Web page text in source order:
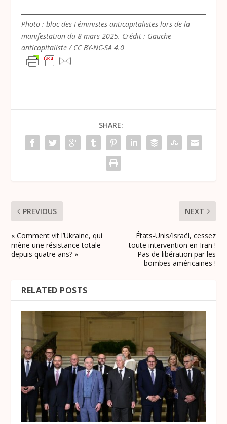
Photo : bloc des Féministes anticapitalistes lors de la
manifestation du 8 mars 2025. Crédit : Gauche
anticapitaliste / CC BY-NC-SA 4.0
SHARE:
PREVIOUS
« Comment vit l’Ukraine, qui
mène une résistance totale
depuis quatre ans? »
NEXT
États-Unis/Israël, cessez
toute intervention en Iran !
Pas de libération par les
bombes américaines !
RELATED POSTS